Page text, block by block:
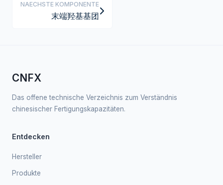
NAECHSTE KOMPONENTE
末端羟基基团
CNFX
Das offene technische Verzeichnis zum Verständnis
chinesischer Fertigungskapazitäten.
Entdecken
Hersteller
Produkte